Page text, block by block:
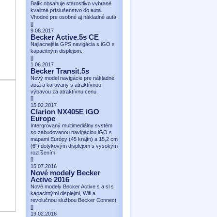
Balík obsahuje starostlivo vybrané
kvalitné príslušenstvo do auta.
Vhodné pre osobné aj nákladné autá.
[]
9.08.2017
Becker Active.5s CE
Najlacnejšia GPS navigácia s iGO s
kapacitným displejom.
[]
1.06.2017
Becker Transit.5s
Nový model navigácie pre nákladné
autá a karavany s atraktívnou
výbavou za atraktívnu cenu.
[]
15.02.2017
Clarion NX405E iGO
Europe
Intergrovaný multimediálny systém
so zabudovanou navigáciou iGO s
mapami Európy (45 krajín) a 15,2 cm
(6") dotykovým displejom s vysokým
rozlíšením.
[]
15.07.2016
Nové modely Becker
Active 2016
Nové modely Becker Active s a sl s
kapacitnými displejmi, Wifi a
revolučnou službou Becker Connect.
[]
19.02.2016